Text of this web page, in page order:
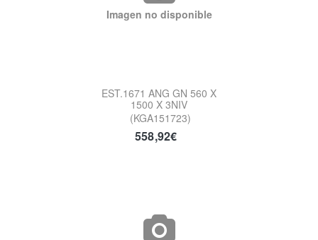
Imagen no disponible
EST.1671 ANG GN 560 X
1500 X 3NIV
(KGA151723)
558,92€